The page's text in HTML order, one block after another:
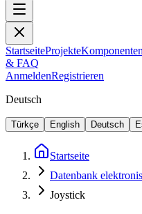
StartseiteProjekteKomponenten
& FAQ
AnmeldenRegistrieren
Deutsch
Türkçe English Deutsch
Startseite
Datenbank
Joystick